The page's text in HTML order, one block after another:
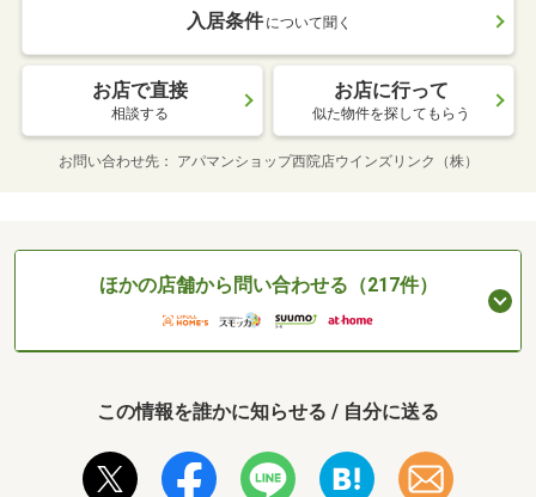
入居条件 について聞く
お店で直接
相談する
お店に行って
似た物件を探してもらう
お問い合わせ先 アパマンショップ西院店ウインズリンク（株）
ほかの店舗から問い合わせる（217件）
この情報を誰かに知らせる / 自分に送る